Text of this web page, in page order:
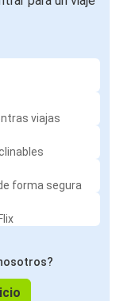
viajas
forma segura